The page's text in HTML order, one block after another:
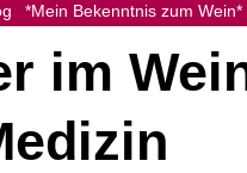
*Mein Bekenntnis zum Wein*
im